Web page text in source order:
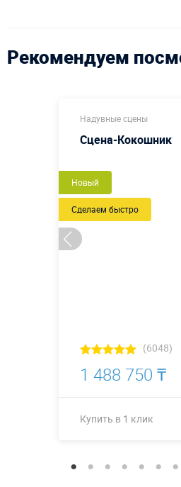
Рекомендуем
Надувные сцены
Сцена-Кокошник
Новый
Сделаем быстро
(6048)
1 488 750 ₸
Купить в 1 клик